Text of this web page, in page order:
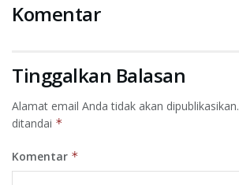
Komentar
Tinggalkan Balasan
Alamat email Anda tidak akan dipublikasikan.
ditandai *
Komentar *